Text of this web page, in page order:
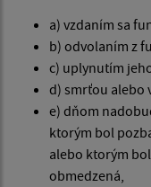
a) vzdaním sa
b) odvolaním z
c) uplynutím
d) smrťou alebo
e) dňom
ktorým bol
alebo ktorým
obmedzená,